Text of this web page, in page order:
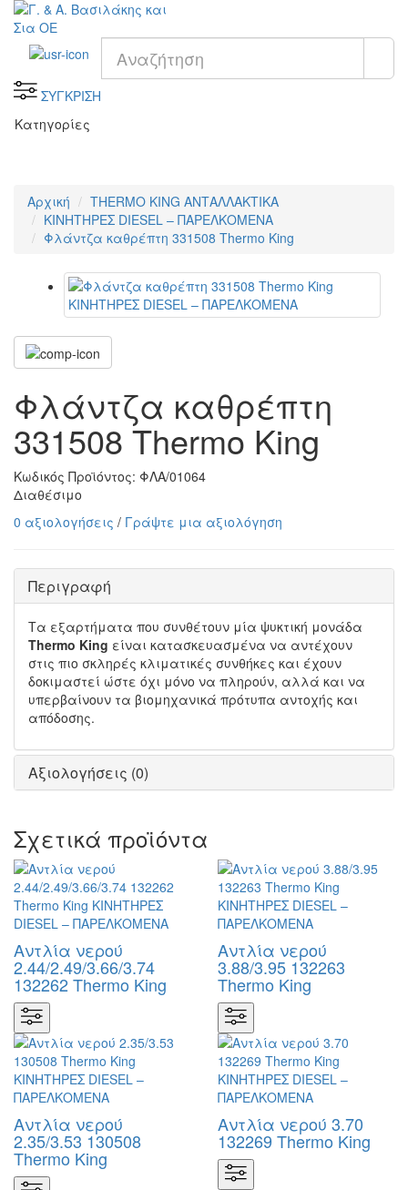
ΣΥΓΚΡΙΣΗ
Κατηγορίες
Αρχική
THERMO KING ΑΝΤΑΛΛΑΚΤΙΚΑ
KΙΝΗΤΗΡΕΣ DIESEL – ΠΑΡΕΛΚΟΜΕΝΑ
Φλάντζα καθρέπτη 331508 Thermo King
Φλάντζα καθρέπτη
331508 Thermo King
Κωδικός Προϊόντος: ΦΛΑ/01064
Διαθέσιμο
0 αξιολογήσεις / Γράψτε μια αξιολόγηση
Περιγραφή
Τα εξαρτήματα που συνθέτουν μία ψυκτική μονάδα
Thermo King είναι κατασκευασμένα να αντέχουν
στις πιο σκληρές κλιματικές συνθήκες και έχουν
δοκιμαστεί ώστε όχι μόνο να πληρούν, αλλά και να
υπερβαίνουν τα βιομηχανικά πρότυπα αντοχής και
απόδοσης.
Αξιολογήσεις (0)
Σχετικά προϊόντα
Αντλία νερού
2.44/2.49/3.66/3.74
132262 Thermo King
Αντλία νερού
3.88/3.95 132263
Thermo King
Αντλία νερού
2.35/3.53 130508
Thermo King
Αντλία νερού 3.70
132269 Thermo King